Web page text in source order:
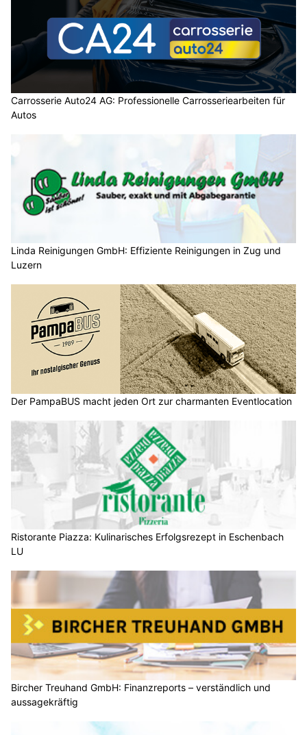
Carrosserie Auto24 AG: Professionelle Carrosseriearbeiten für
Autos
Linda Reinigungen GmbH: Effiziente Reinigungen in Zug und
Luzern
Der PampaBUS macht jeden Ort zur charmanten Eventlocation
Ristorante Piazza: Kulinarisches Erfolgsrezept in Eschenbach
LU
Bircher Treuhand GmbH: Finanzreports – verständlich und
aussagekräftig